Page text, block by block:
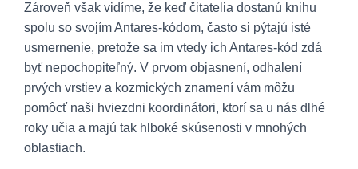
Zároveň však vidíme, že keď čitatelia dostanú knihu
spolu so svojím Antares-kódom, často si pýtajú isté
usmernenie, pretože sa im vtedy ich Antares-kód zdá
byť nepochopiteľný. V prvom objasnení, odhalení
prvých vrstiev a kozmických znamení vám môžu
pomôcť naši hviezdni koordinátori, ktorí sa u nás dlhé
roky učia a majú tak hlboké skúsenosti v mnohých
oblastiach.